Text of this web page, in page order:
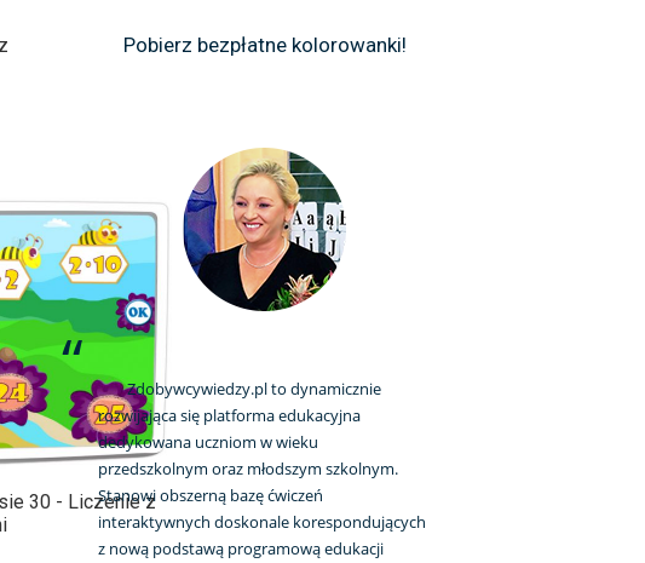
30 - Liczenie z
Pobierz bezpłatne kolorowanki!
Zdobywcywiedzy.pl to dynamicznie
rozwijająca się platforma edukacyjna
dedykowana uczniom w wieku
przedszkolnym oraz młodszym szkolnym.
Stanowi obszerną bazę ćwiczeń
interaktywnych doskonale korespondujących
z nową podstawą programową edukacji